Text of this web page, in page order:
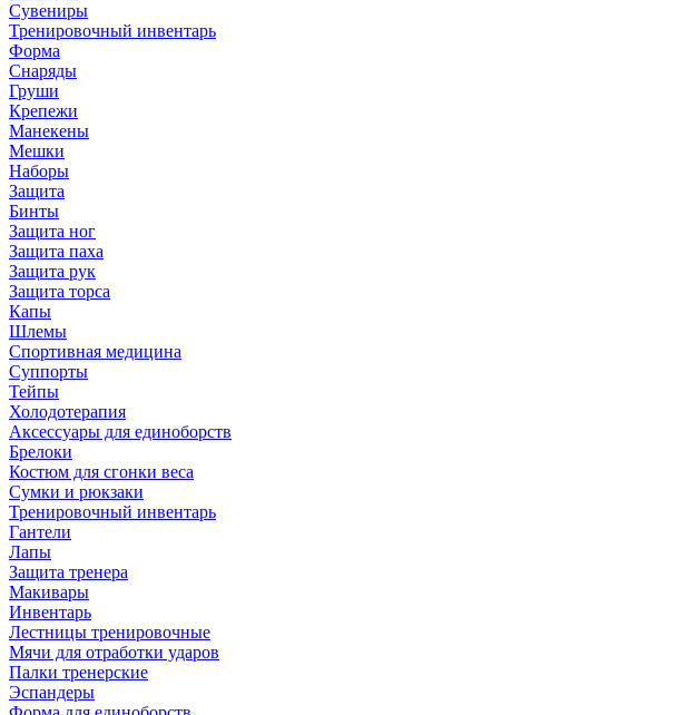
Сувениры
Тренировочный инвентарь
Форма
Снаряды
Груши
Крепежи
Манекены
Мешки
Наборы
Защита
Бинты
Защита ног
Защита паха
Защита рук
Защита торса
Капы
Шлемы
Спортивная медицина
Суппорты
Тейпы
Холодотерапия
Аксессуары для единоборств
Брелоки
Костюм для сгонки веса
Сумки и рюкзаки
Тренировочный инвентарь
Гантели
Лапы
Защита тренера
Макивары
Инвентарь
Лестницы тренировочные
Мячи для отработки ударов
Палки тренерские
Эспандеры